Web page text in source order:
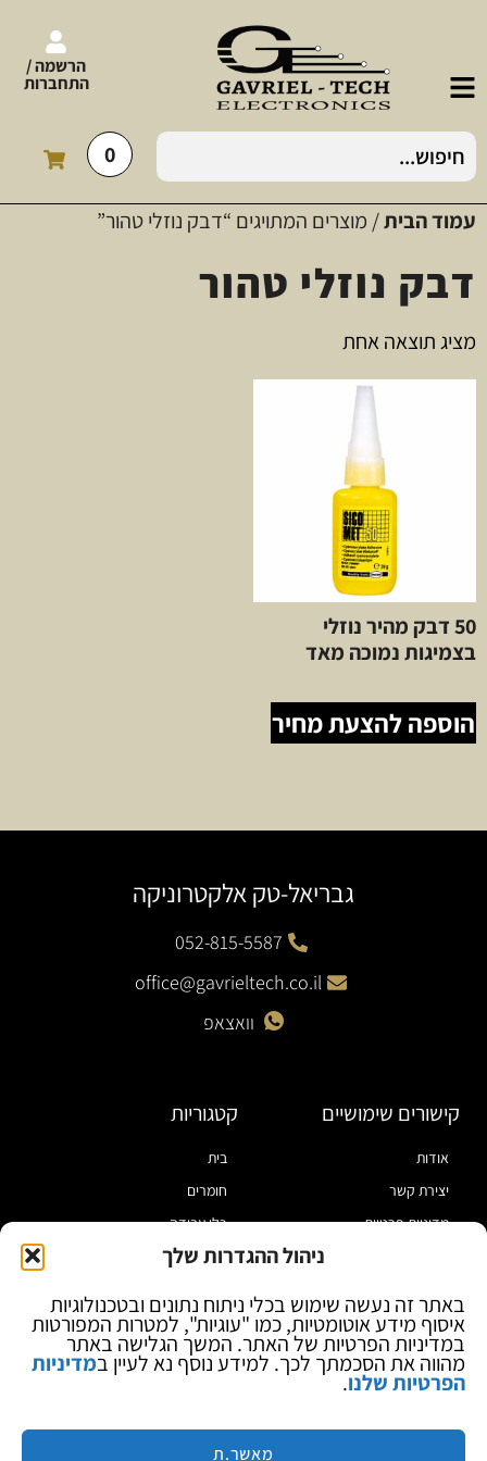
ניהול ההגדרות שלך
באתר זה נעשה שימוש בכלי ניתוח נתונים ובטכנולוגיות
איסוף מידע אוטומטיות, כמו "עוגיות", למטרות המפורטות
במדיניות הפרטיות של האתר. המשך הגלישה באתר
מהווה את הסכמתך לכך. למידע נוסף נא לעיין במדיניות
הפרטיות שלנו.
מאשר.ת
הרשמה /
התחברות
0
עמוד הבית/ מוצרים המתויגים “דבק נוזלי טהור”
דבק נוזלי טהור
מציג תוצאה אחת
50 דבק מהיר נוזלי
בצמיגות נמוכה מאד
הוספה להצעת מחיר
גבריאל-טק אלקטרוניקה
052-815-5587
office@gavrieltech.co.il
וואצאפ
קישורים שימושיים
אודות
יצירת קשר
מדיניות פרטיות
בלוג
קטגוריות
בית
חומרים
כלי עבודה
מוצרי הלחמה
ספקי כח ומודדים
ציוד אופטי להגדלה
מותגים